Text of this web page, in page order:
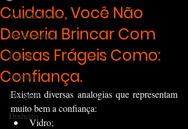
Visão de Mundo
Produtividade
Escrita
Opinião
Por que?
Dinheiro
Cuidado, Você Não
Deveria Brincar Com
Coisas Frágeis Como:
Confiança.
Existem diversas analogias que representam
muito bem a confiança:
Vidro;